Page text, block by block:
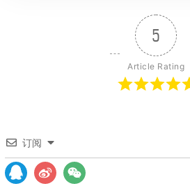
5
Article Rating
订阅